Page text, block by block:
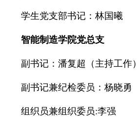
学生党支部书记：林国曦
智能制造学院党总支
副书记：潘复超（主持工作）
副书记兼纪检委员：杨晓勇
组织员兼组织委员:李强